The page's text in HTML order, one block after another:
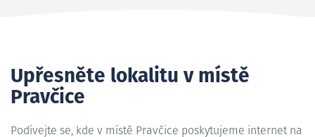
Upřesněte lokalitu v místě
Pravčice
Podívejte se, kde v místě Pravčice poskytujeme internet na